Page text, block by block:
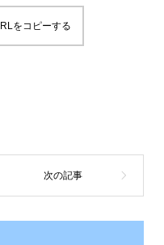
をコピーする